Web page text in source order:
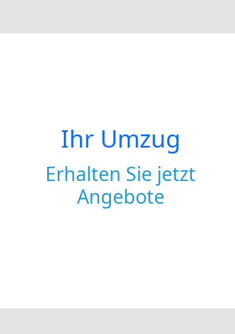
Ihr Umzug
Erhalten Sie jetzt
Angebote